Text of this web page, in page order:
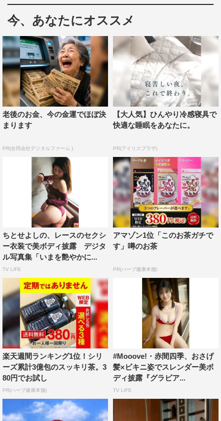
今、あなたにオススメ
老後のお金、今の金運でほぼ決
まります
PR(合同会社デジタルファーム )
【大人気】ひんやり冷感寝具で
快適な睡眠をあなたに。
PR(アイリスプラザ)
ちとせよしの、レースのセクシ
ー衣装で美ボディ披露 デジタ
ル写真集「いまを艶やかに...
TV LIFE
アマゾン1位「このお茶ガチで
す」噂のお茶
PR(ハーブ健康本舗)
楽天週間ランキング1位！シリ
ーズ累計3億包のスッキリ茶。3
80円でお試し
PR(ハーブ健康本舗)
#Mooove!・赤間四季、おさげ
髪×ビキニ姿でスレンダー美ボ
ディ披露『グラビア...
TV LIFE